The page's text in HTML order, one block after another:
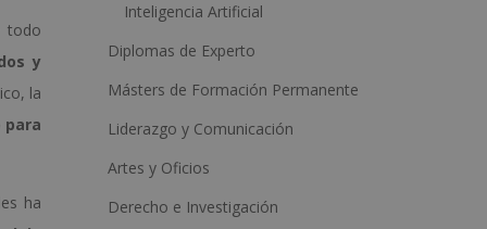
todo
y
la
para
ha
Inteligencia Artificial
Diplomas de Experto
Másters de Formación Permanente
Liderazgo y Comunicación
Artes y Oficios
Derecho e Investigación